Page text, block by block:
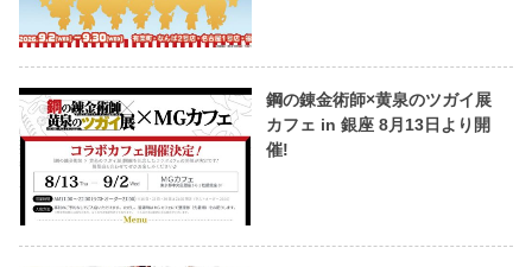
鋼の錬金術師×黄泉のツガイ展
カフェ in 銀座 8月13日より開
催!